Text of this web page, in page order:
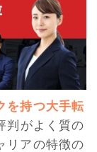
を持つ大手転
判がよく質の
リアの特徴の